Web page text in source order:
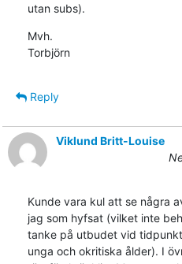
utan subs).
Mvh.
Torbjörn
Reply
Viklund Britt-Louise
Kunde vara kul att se några
jag som hyfsat (vilket inte
tanke på utbudet vid
unga och okritiska ålder). I